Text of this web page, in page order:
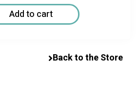
Add to cart
Back to the Store